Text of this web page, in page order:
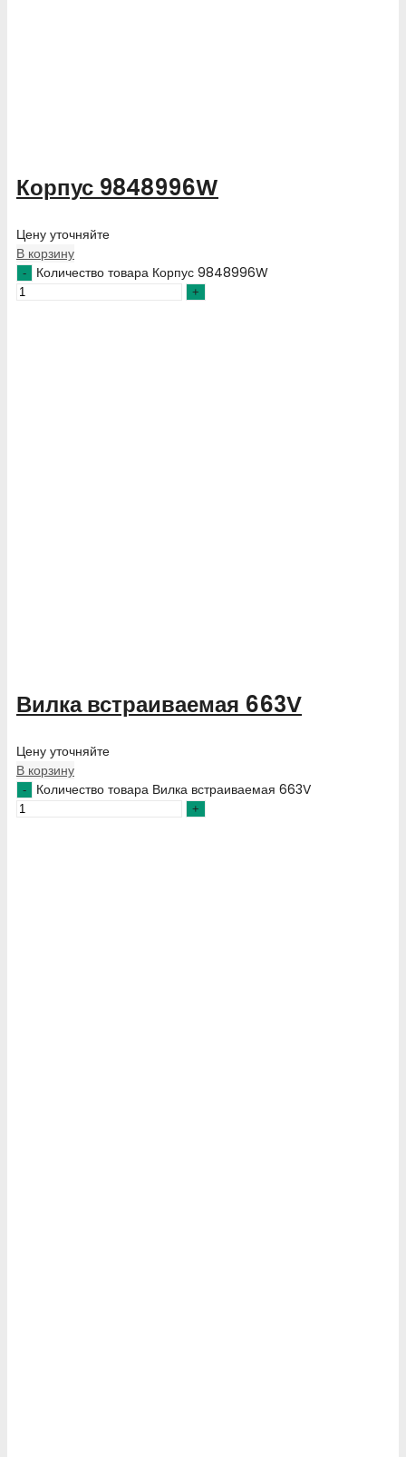
Корпус 9848996W
Цену уточняйте
В корзину
Количество товара Корпус 9848996W
Вилка встраиваемая 663V
Цену уточняйте
В корзину
Количество товара Вилка встраиваемая 663V